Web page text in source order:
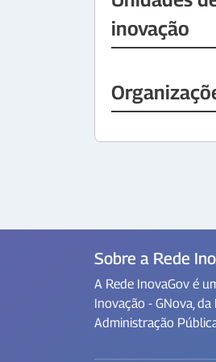
inovação
Sobre a Rede
A Rede InovaGov é
Inovação - GNova,
Administração